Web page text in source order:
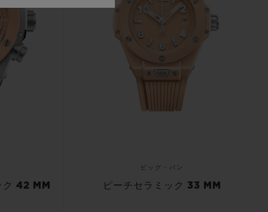
ク 42 MM
ビッグ・バン
ピーチセラミック 33 MM